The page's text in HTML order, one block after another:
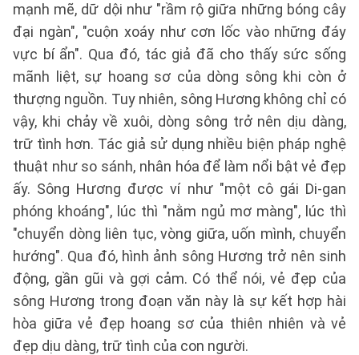
mạnh mẽ, dữ dội như "rầm rộ giữa những bóng cây
đại ngàn", "cuộn xoáy như cơn lốc vào những đáy
vực bí ẩn". Qua đó, tác giả đã cho thấy sức sống
mãnh liệt, sự hoang sơ của dòng sông khi còn ở
thượng nguồn. Tuy nhiên, sông Hương không chỉ có
vậy, khi chảy về xuôi, dòng sông trở nên dịu dàng,
trữ tình hơn. Tác giả sử dụng nhiều biện pháp nghệ
thuật như so sánh, nhân hóa để làm nổi bật vẻ đẹp
ấy. Sông Hương được ví như "một cô gái Di-gan
phóng khoáng", lúc thì "nằm ngủ mơ màng", lúc thì
"chuyển dòng liên tục, vòng giữa, uốn mình, chuyển
hướng". Qua đó, hình ảnh sông Hương trở nên sinh
động, gần gũi và gợi cảm. Có thể nói, vẻ đẹp của
sông Hương trong đoạn văn này là sự kết hợp hài
hòa giữa vẻ đẹp hoang sơ của thiên nhiên và vẻ
đẹp dịu dàng, trữ tình của con người.